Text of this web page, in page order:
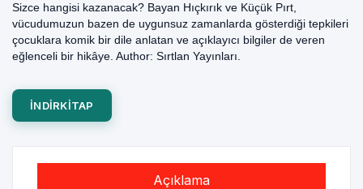
Sizce hangisi kazanacak? Bayan Hıçkırık ve Küçük Pırt,
vücudumuzun bazen de uygunsuz zamanlarda gösterdiği tepkileri
çocuklara komik bir dile anlatan ve açıklayıcı bilgiler de veren
eğlenceli bir hikâye. Author: Sırtlan Yayınları.
INDIRKITAP
Açıklama